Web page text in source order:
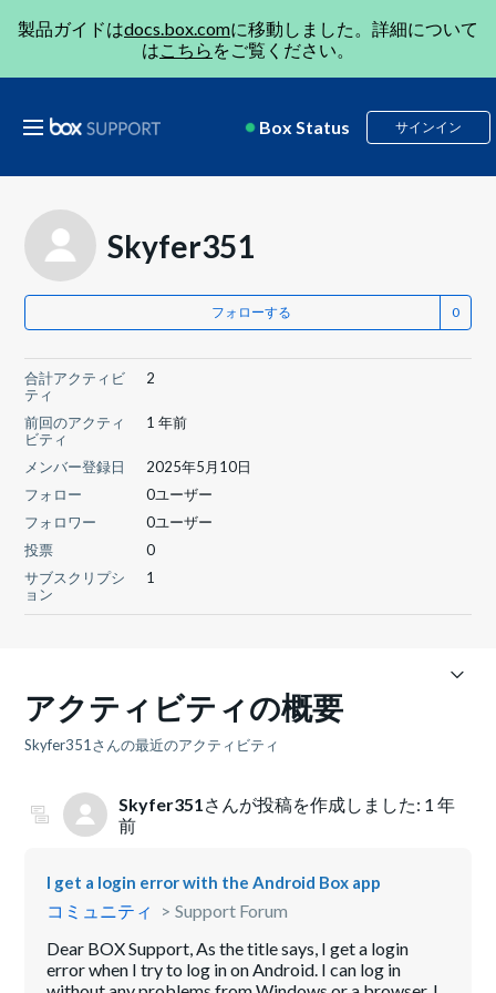
製品ガイドはdocs.box.comに移動しました。詳細について
はこちら をご覧ください。
Box Status サインイン
Skyfer351
フォローする
合計アクティビ
ティ
2
前回のアクティ
ビティ
1 年前
メンバー登録日
2025年5月10日
フォロー
0ユーザー
フォロワー
0ユーザー
投票
0
サブスクリプシ
ョン
1
アクティビティの概要
Skyfer351さんの最近のアクティビティ
Skyfer351さんが投稿を作成しました: 1 年
前
I get a login error with the Android Box app
コミュニティ
Support Forum
Dear BOX Support, As the title says, I get a login
error when I try to log in on Android. I can log in